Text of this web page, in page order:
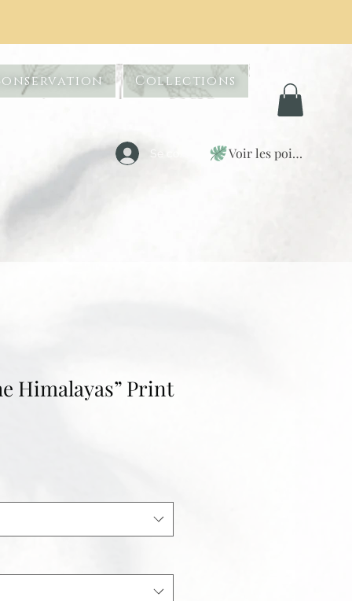
Collections
Se connecter Voir les points
Himalayas” Print